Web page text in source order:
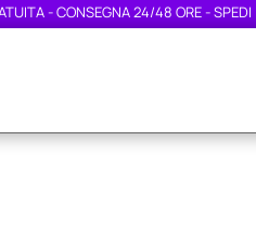
- CONSEGNA 24/48 ORE -